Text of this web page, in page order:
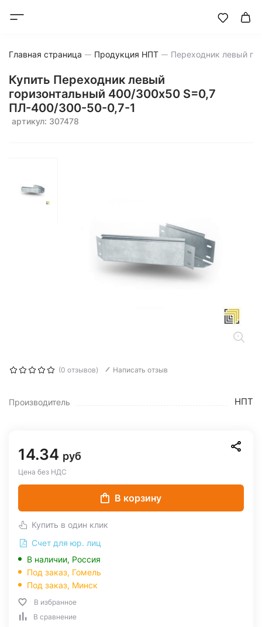
Главная страница Продукция НПТ Переходник левый
Купить Переходник левый
горизонтальный 400/300х50 S=0,7
ПЛ-400/300-50-0,7-1
артикул: 307478
(0 отзывов) Написать отзыв
Производитель НПТ
14.34 руб
Цена без НДС
В корзину
Купить в один клик
Счет для юр. лиц
В наличии, Россия
Под заказ, Гомель
Под заказ, Минск
В избранное
В сравнение